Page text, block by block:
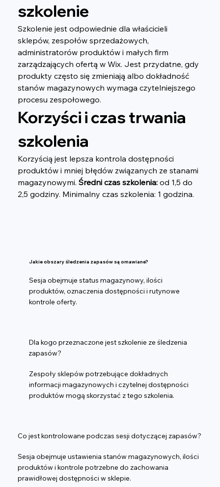
szkolenie
Szkolenie jest odpowiednie dla właścicieli
sklepów, zespołów sprzedażowych,
administratorów produktów i małych firm
zarządzających ofertą w Wix. Jest przydatne, gdy
produkty często się zmieniają albo dokładność
stanów magazynowych wymaga czytelniejszego
procesu zespołowego.
Korzyści i czas trwania
szkolenia
Korzyścią jest lepsza kontrola dostępności
produktów i mniej błędów związanych ze stanami
magazynowymi. Średni czas szkolenia: od 1,5 do
2,5 godziny. Minimalny czas szkolenia: 1 godzina.
Jakie obszary śledzenia zapasów są omawiane?
Sesja obejmuje status magazynowy, ilości
produktów, oznaczenia dostępności i rutynowe
kontrole oferty.
Dla kogo przeznaczone jest szkolenie ze śledzenia
zapasów?
Zespoły sklepów potrzebujące dokładnych
informacji magazynowych i czytelnej dostępności
produktów mogą skorzystać z tego szkolenia.
Co jest kontrolowane podczas sesji dotyczącej zapasów?
Sesja obejmuje ustawienia stanów magazynowych, ilości
produktów i kontrole potrzebne do zachowania
prawidłowej dostępności w sklepie.